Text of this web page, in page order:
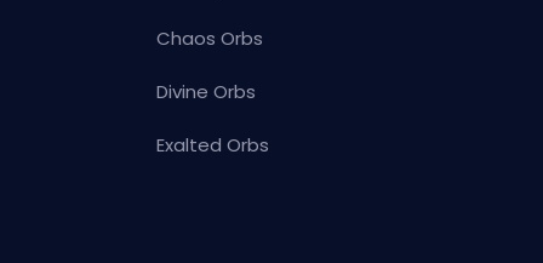
Chaos Orbs
Divine Orbs
Exalted Orbs